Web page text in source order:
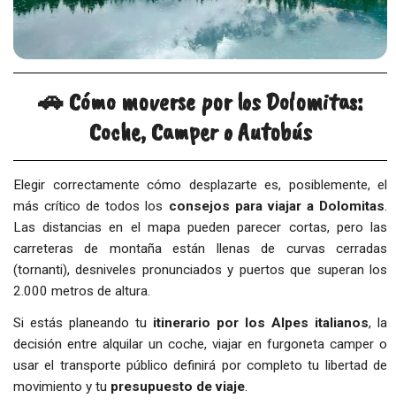
🚗 Cómo moverse por los Dolomitas:
Coche, Camper o Autobús
Elegir correctamente cómo desplazarte es, posiblemente, el
más crítico de todos los consejos para viajar a Dolomitas.
Las distancias en el mapa pueden parecer cortas, pero las
carreteras de montaña están llenas de curvas cerradas
(tornanti), desniveles pronunciados y puertos que superan los
2.000 metros de altura.
Si estás planeando tu itinerario por los Alpes italianos, la
decisión entre alquilar un coche, viajar en furgoneta camper o
usar el transporte público definirá por completo tu libertad de
movimiento y tu presupuesto de viaje.